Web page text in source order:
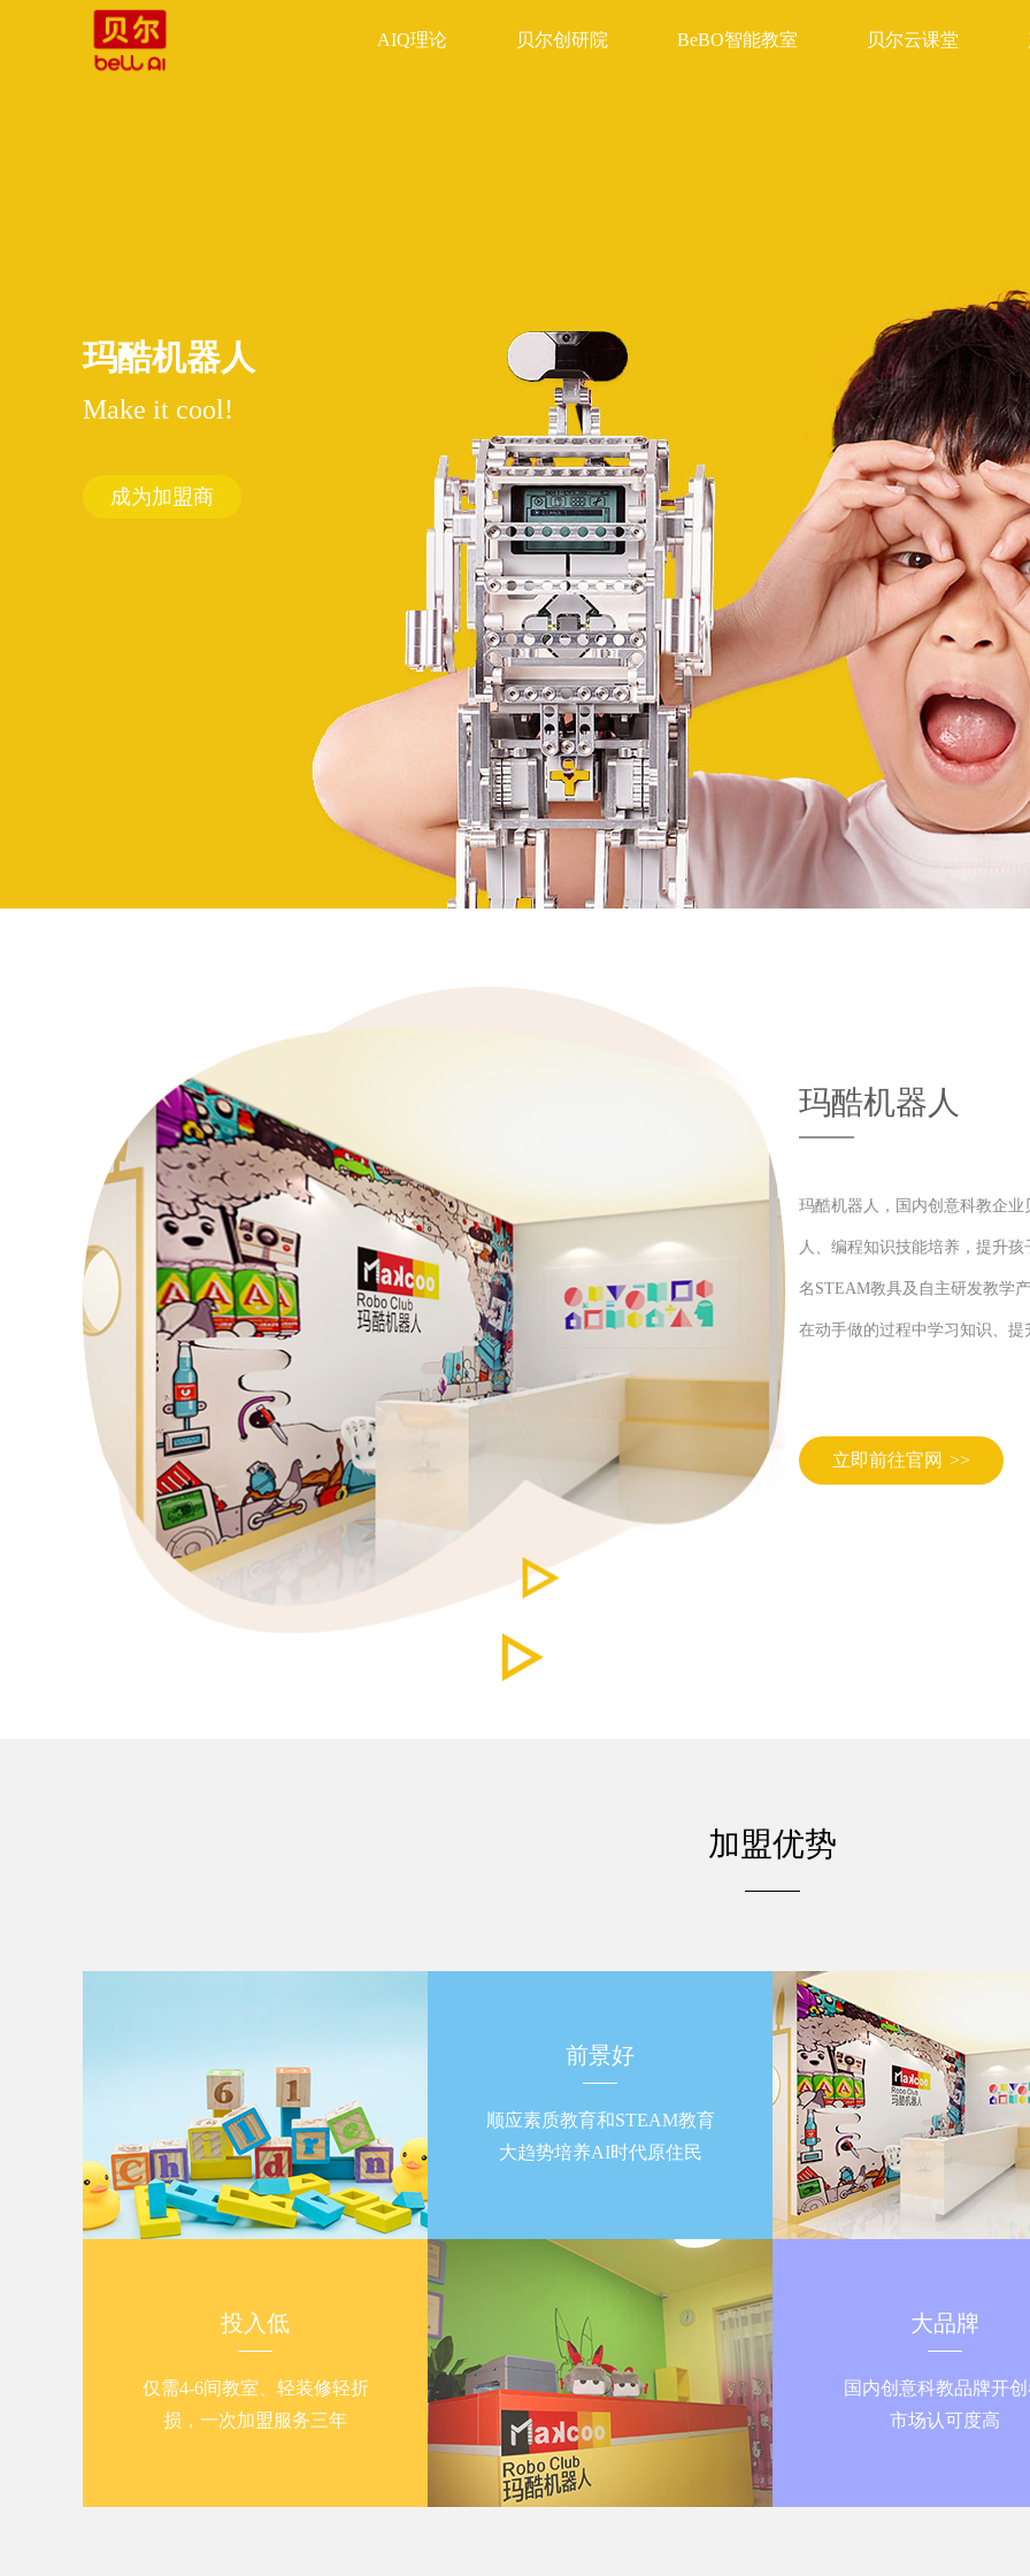
AIQ理论 贝尔创研院 BeBO智能教室 贝尔云课堂
玛酷机器人
Make it cool!
成为加盟商
玛酷机器人
玛酷机器人，国内创意科教企
人、编程知识技能培养，提升
名STEAM教具及自主研发教学
在动手做的过程中学习知识、
立即前往官网 >>
加盟优势
投入低
仅需4-6间教室、轻装修轻折
损，一次加盟服务三年
前景好
顺应素质教育和STEAM教育
大趋势培养AI时代原住民
大品牌
国内创意科教品牌开
市场认可度高